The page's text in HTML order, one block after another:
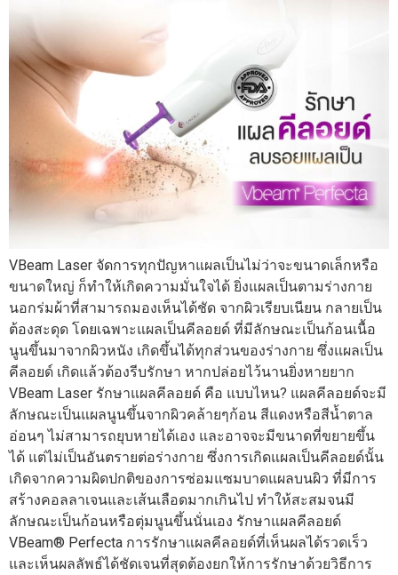
VBeam Laser จัดการทุกปัญหาแผลเป็นไม่ว่าจะขนาดเล็กหรือ
ขนาดใหญ่ ก็ทำให้เกิดความมั่นใจได้ ยิ่งแผลเป็นตามร่างกาย
นอกร่มผ้าที่สามารถมองเห็นได้ชัด จากผิวเรียบเนียน กลายเป็น
ต้องสะดุด โดยเฉพาะแผลเป็นคีลอยด์ ที่มีลักษณะเป็นก้อนเนื้อ
นูนขึ้นมาจากผิวหนัง เกิดขึ้นได้ทุกส่วนของร่างกาย ซึ่งแผลเป็น
คีลอยด์ เกิดแล้วต้องรีบรักษา หากปล่อยไว้นานยิ่งหายยาก
VBeam Laser รักษาแผลคีลอยด์ คือ แบบไหน? แผลคีลอยด์จะมี
ลักษณะเป็นแผลนูนขึ้นจากผิวคล้ายๆก้อน สีแดงหรือสีน้ำตาล
อ่อนๆ ไม่สามารถยุบหายได้เอง และอาจจะมีขนาดที่ขยายขึ้น
ได้ แต่ไม่เป็นอันตรายต่อร่างกาย ซึ่งการเกิดแผลเป็นคีลอยด์นั้น
เกิดจากความผิดปกติของการซ่อมแซมบาดแผลบนผิว ที่มีการ
สร้างคอลลาเจนและเส้นเลือดมากเกินไป ทำให้สะสมจนมี
ลักษณะเป็นก้อนหรือตุ่มนูนขึ้นนั่นเอง รักษาแผลคีลอยด์
VBeam® Perfecta การรักษาแผลคีลอยด์ที่เห็นผลได้รวดเร็ว
และเห็นผลลัพธ์ได้ชัดเจนที่สุดต้องยกให้การรักษาด้วยวิธีการ